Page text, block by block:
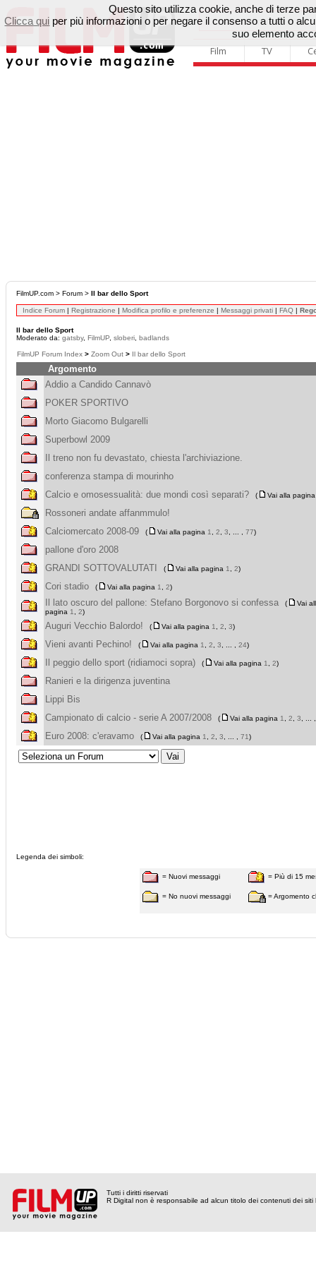
Film TV
FilmUP.com > Forum > Il bar dello Sport
Indice Forum | Registrazione | Modifica profilo e preferenze | Messaggi privati | FAQ |
Il bar dello Sport
Moderato da: gatsby, FilmUP sloberi badlands
FilmUP Forum Index > Zoom Out > Il bar dello Sport
Argomento
Addio a Candido Cannavò
POKER SPORTIVO
Morto Giacomo Bulgarelli
Superbowl 2009
Il treno non fu devastato, chiesta l'archiviazione.
conferenza stampa di mourinho
Calcio e omosessualità: due mondi così separati?
( Vai alla
Rossoneri andate affanmmulo!
Calciomercato 2008-09
( Vai alla pagina 1 2 3 77)
pallone d'oro 2008
GRANDI SOTTOVALUTATI
( Vai alla pagina 1 2)
Cori stadio ( Vai alla pagina 1 2)
Il lato oscuro del pallone: Stefano Borgonovo si confessa (
Vai
pagina 1 2)
Auguri Vecchio Balordo! ( Vai alla pagina 1 2 3)
Vieni avanti Pechino! ( Vai alla pagina 1 2 3 24)
Il peggio dello sport (ridiamoci sopra) ( Vai alla pagina 1 2)
Ranieri e la dirigenza juventina
Lippi Bis
Campionato di calcio - serie A 2007/2008
( Vai alla pagina 1 2 3
Euro 2008: c'eravamo ( Vai alla pagina 1 2 3 71)
Legenda dei simboli:
= Nuovi messaggi
= No nuovi messaggi
= Più di 15
= Argomento
Tutti i diritti riservati
R Digital non è responsabile ad alcun titolo dei contenuti dei siti
Questo sito utilizza cookie, anche di terze
Clicca qui per più informazioni o per negare il consenso a tutti o
suo elemento